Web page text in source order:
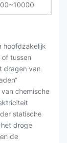
hoofdzakelijk
tussen
dragen van
chemische
statische
droge
de